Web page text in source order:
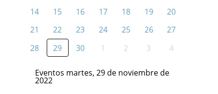
14
15 16 17 18 19
20
21
22 23 24 25 26
27
28
29 30 1 2 3 4
Eventos martes, 29 de noviembre de
2022